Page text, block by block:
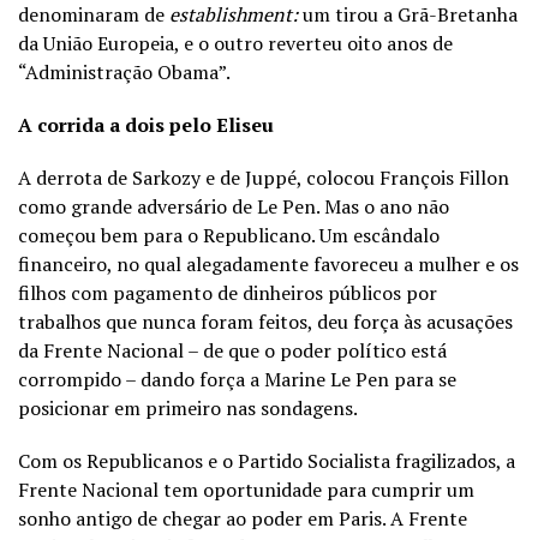
denominaram de establishment:um tirou a Grã-Bretanha
da União Europeia, e o outro reverteu oito anos de
“Administração Obama”.
A corrida a dois pelo Eliseu
A derrota de Sarkozy e de Juppé, colocou François Fillon
como grande adversário de Le Pen. Mas o ano não
começou bem para o Republicano. Um escândalo
financeiro, no qual alegadamente favoreceu a mulher e os
filhos com pagamento de dinheiros públicos por
trabalhos que nunca foram feitos, deu força às acusações
da Frente Nacional – de que o poder político está
corrompido – dando força a Marine Le Pen para se
posicionar em primeiro nas sondagens.
Com os Republicanos e o Partido Socialista fragilizados, a
Frente Nacional tem oportunidade para cumprir um
sonho antigo de chegar ao poder em Paris. A Frente